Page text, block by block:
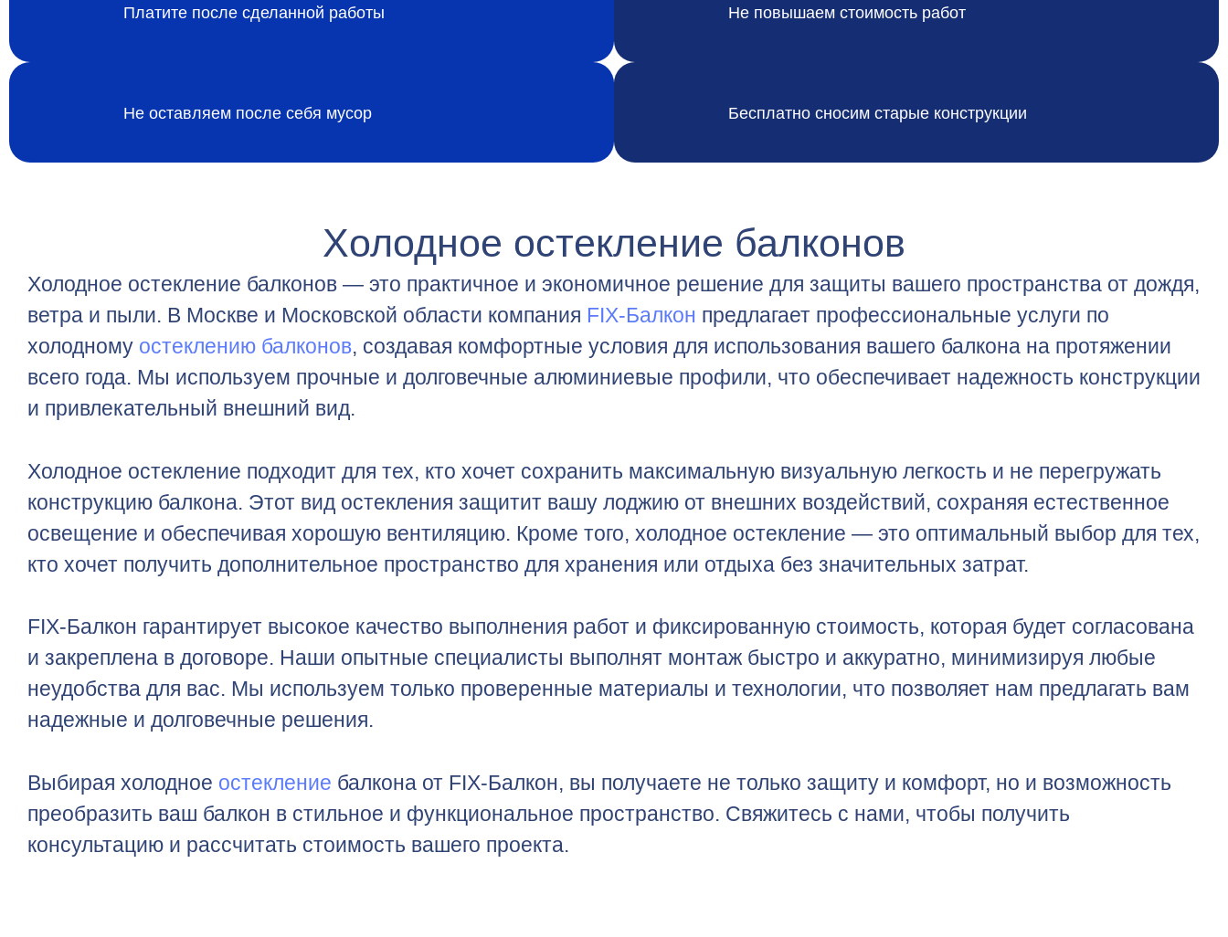
Платите после сделанной работы Не повышаем стоимость работ
Не оставляем после себя мусор Бесплатно сносим старые конструкции
Холодное остекление балконов
Холодное остекление балконов — это практичное и экономичное решение для защиты вашего пространства от дождя,
ветра и пыли. В Москве и Московской области компания FIX-Балкон предлагает профессиональные услуги по
холодному остеклению балконов, создавая комфортные условия для использования вашего балкона на протяжении
всего года. Мы используем прочные и долговечные алюминиевые профили, что обеспечивает надежность конструкции
и привлекательный внешний вид.
Холодное остекление подходит для тех, кто хочет сохранить максимальную визуальную легкость и не перегружать
конструкцию балкона. Этот вид остекления защитит вашу лоджию от внешних воздействий, сохраняя естественное
освещение и обеспечивая хорошую вентиляцию. Кроме того, холодное остекление — это оптимальный выбор для тех,
кто хочет получить дополнительное пространство для хранения или отдыха без значительных затрат.
FIX-Балкон гарантирует высокое качество выполнения работ и фиксированную стоимость, которая будет согласована
и закреплена в договоре. Наши опытные специалисты выполнят монтаж быстро и аккуратно, минимизируя любые
неудобства для вас. Мы используем только проверенные материалы и технологии, что позволяет нам предлагать вам
надежные и долговечные решения.
Выбирая холодное остекление балкона от FIX-Балкон, вы получаете не только защиту и комфорт, но и возможность
преобразить ваш балкон в стильное и функциональное пространство. Свяжитесь с нами, чтобы получить
консультацию и рассчитать стоимость вашего проекта.